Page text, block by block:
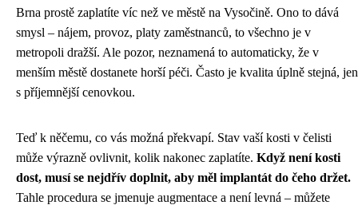
Brna prostě zaplatíte víc než ve městě na Vysočině. Ono to dává
smysl – nájem, provoz, platy zaměstnanců, to všechno je v
metropoli dražší. Ale pozor, neznamená to automaticky, že v
menším městě dostanete horší péči. Často je kvalita úplně stejná, jen
s příjemnější cenovkou.
Teď k něčemu, co vás možná překvapí. Stav vaší kosti v čelisti
může výrazně ovlivnit, kolik nakonec zaplatíte. Když není kosti
dost, musí se nejdřív doplnit, aby měl implantát do čeho držet.
Tahle procedura se jmenuje augmentace a není levná – můžete